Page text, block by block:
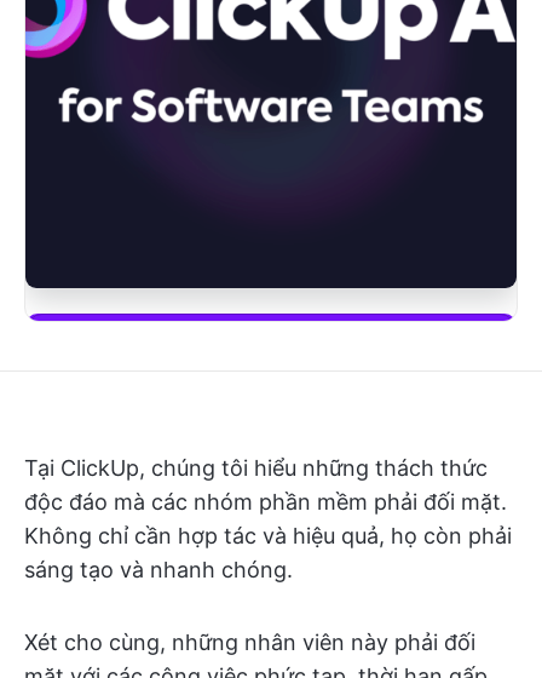
Tại ClickUp, chúng tôi hiểu những thách thức
độc đáo mà các nhóm phần mềm phải đối mặt.
Không chỉ cần hợp tác và hiệu quả, họ còn phải
sáng tạo và nhanh chóng.
Xét cho cùng, những nhân viên này phải đối